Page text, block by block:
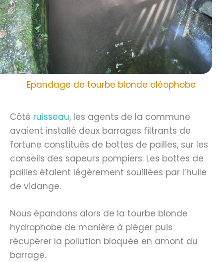
Epandage de tourbe blonde oléophobe
Côté ruisseau, les agents de la commune
avaient installé deux barrages filtrants de
fortune constitués de bottes de pailles, sur les
conseils des sapeurs pompiers. Les bottes de
pailles étaient légèrement souillées par l’huile
de vidange.
Nous épandons alors de la tourbe blonde
hydrophobe de manière à piéger puis
récupérer la pollution bloquée en amont du
barrage.